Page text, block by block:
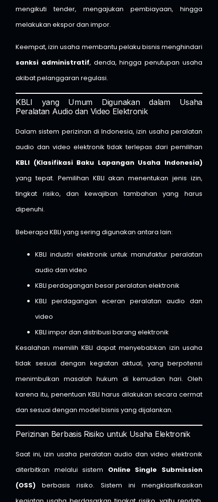
mengikuti tender, mengajukan pembiayaan, hingga
melakukan ekspor dan impor.
Keempat, izin usaha membantu pelaku bisnis menghindari
sanksi administratif, denda, hingga penutupan usaha
akibat pelanggaran regulasi.
KBLI yang Umum Digunakan dalam Usaha
Peralatan Audio dan Video Elektronik
Dalam sistem perizinan di Indonesia, izin usaha peralatan
audio dan video elektronik tidak terlepas dari pemilihan
KBLI (Klasifikasi Baku Lapangan Usaha Indonesia)
yang tepat. Pemilihan KBLI akan menentukan jenis izin,
tingkat risiko, dan kewajiban tambahan yang harus
dipenuhi.
Beberapa KBLI yang sering digunakan antara lain:
KBLI industri elektronik untuk manufaktur peralatan
audio dan video
KBLI perdagangan besar peralatan elektronik
KBLI perdagangan eceran peralatan audio dan
video
KBLI impor dan distribusi barang elektronik
Kesalahan memilih KBLI dapat menyebabkan izin usaha
tidak sesuai dengan kegiatan aktual, yang berpotensi
menimbulkan masalah hukum di kemudian hari. Oleh
karena itu, penentuan KBLI harus dilakukan secara cermat
dan sesuai dengan model bisnis yang dijalankan.
Perizinan Berbasis Risiko untuk Usaha Elektronik
Saat ini, izin usaha peralatan audio dan video elektronik
diterbitkan melalui sistem Online Single Submission
(OSS) berbasis risiko. Sistem ini mengklasifikasikan